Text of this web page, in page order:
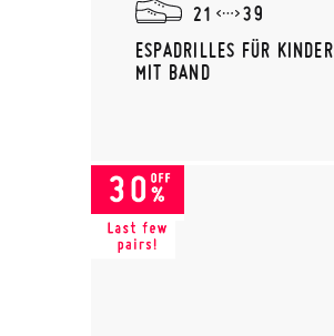
21
39
ESPADRILLES FÜR KINDER
MIT BAND